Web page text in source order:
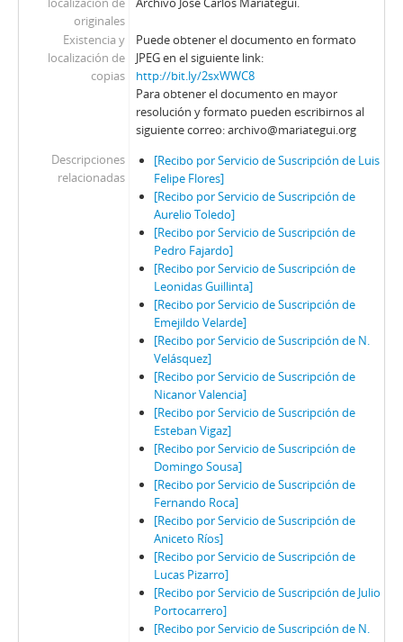
originales
Existencia y
localización de
copias
Puede obtener el documento en formato
JPEG en el siguiente link:
http://bit.ly/2sxWWC8
Para obtener el documento en mayor
resolución y formato pueden escribirnos al
siguiente correo: archivo@mariategui.org
Descripciones
relacionadas
[Recibo por Servicio de Suscripción de Luis
Felipe Flores]
[Recibo por Servicio de Suscripción de
Aurelio Toledo]
[Recibo por Servicio de Suscripción de
Pedro Fajardo]
[Recibo por Servicio de Suscripción de
Leonidas Guillinta]
[Recibo por Servicio de Suscripción de
Emejildo Velarde]
[Recibo por Servicio de Suscripción de N.
Velásquez]
[Recibo por Servicio de Suscripción de
Nicanor Valencia]
[Recibo por Servicio de Suscripción de
Esteban Vigaz]
[Recibo por Servicio de Suscripción de
Domingo Sousa]
[Recibo por Servicio de Suscripción de
Fernando Roca]
[Recibo por Servicio de Suscripción de
Aniceto Ríos]
[Recibo por Servicio de Suscripción de
Lucas Pizarro]
[Recibo por Servicio de Suscripción de Julio
Portocarrero]
[Recibo por Servicio de Suscripción de N.